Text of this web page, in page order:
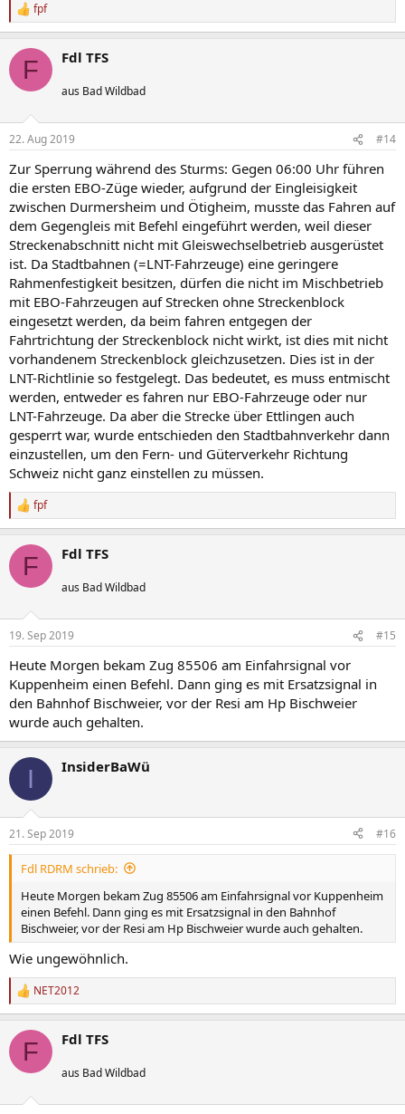
R
e
k
i
n
fpf
F Fdl TFS
aus Bad Wildbad
22. Aug 2019 #14
Zur Sperrung während des Sturms: Gegen 06:00 Uhr führen
die ersten EBO-Züge wieder, aufgrund der Eingleisigkeit
zwischen Durmersheim und Ötigheim, musste das Fahren auf
dem Gegengleis mit Befehl eingeführt werden, weil dieser
Streckenabschnitt nicht mit Gleiswechselbetrieb ausgerüstet
ist. Da Stadtbahnen (=LNT-Fahrzeuge) eine geringere
Rahmenfestigkeit besitzen, dürfen die nicht im Mischbetrieb
mit EBO-Fahrzeugen auf Strecken ohne Streckenblock
eingesetzt werden, da beim fahren entgegen der
Fahrtrichtung der Streckenblock nicht wirkt, ist dies mit nicht
vorhandenem Streckenblock gleichzusetzen. Dies ist in der
LNT-Richtlinie so festgelegt. Das bedeutet, es muss entmischt
werden, entweder es fahren nur EBO-Fahrzeuge oder nur
LNT-Fahrzeuge. Da aber die Strecke über Ettlingen auch
gesperrt war, wurde entschieden den Stadtbahnverkehr dann
einzustellen, um den Fern- und Güterverkehr Richtung
Schweiz nicht ganz einstellen zu müssen.
R
e
k
i
n
fpf
F Fdl TFS
aus Bad Wildbad
19. Sep 2019 #15
Heute Morgen bekam Zug 85506 am Einfahrsignal vor
Kuppenheim einen Befehl. Dann ging es mit Ersatzsignal in
den Bahnhof Bischweier, vor der Resi am Hp Bischweier
wurde auch gehalten.
I InsiderBaWü
21. Sep 2019 #16
Fdl RDRM schrieb:
Heute Morgen bekam Zug 85506 am Einfahrsignal vor Kuppenheim
einen Befehl. Dann ging es mit Ersatzsignal in den Bahnhof
Bischweier, vor der Resi am Hp Bischweier wurde auch gehalten.
Wie ungewöhnlich.
R
e
k
i
NET2012
F Fdl TFS
aus Bad Wildbad